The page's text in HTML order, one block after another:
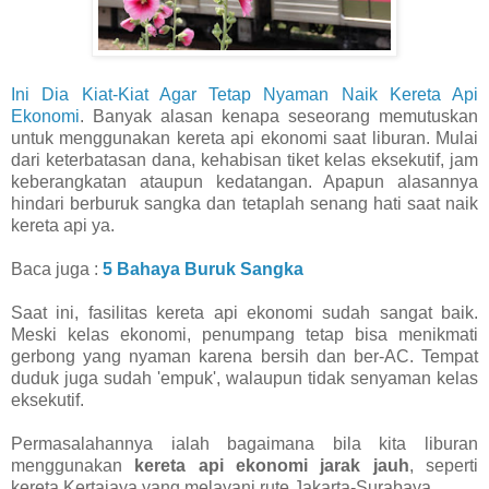
Ini Dia Kiat-Kiat Agar Tetap Nyaman Naik Kereta Api
Ekonomi. Banyak alasan kenapa seseorang memutuskan
untuk menggunakan kereta api ekonomi saat liburan. Mulai
dari keterbatasan dana, kehabisan tiket kelas eksekutif, jam
keberangkatan ataupun kedatangan. Apapun alasannya
hindari berburuk sangka dan tetaplah senang hati saat naik
kereta api ya.
Baca juga : 5 Bahaya Buruk Sangka
Saat ini, fasilitas kereta api ekonomi sudah sangat baik.
Meski kelas ekonomi, penumpang tetap bisa menikmati
gerbong yang nyaman karena bersih dan ber-AC. Tempat
duduk juga sudah 'empuk', walaupun tidak senyaman kelas
eksekutif.
Permasalahannya ialah bagaimana bila kita liburan
menggunakan
kereta api ekonomi jarak jauh, seperti